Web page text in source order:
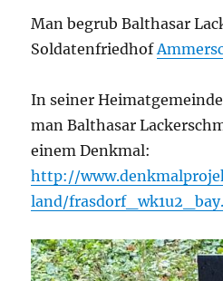
Man begrub Balthasar
Soldatenfriedhof
In seiner
man Balthasar
einem Denkmal:
http://
land/